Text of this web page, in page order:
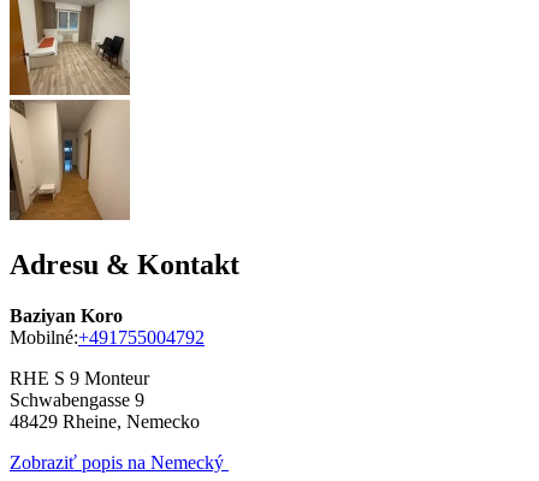
Adresu & Kontakt
Baziyan Koro
Mobilné:+491755004792
RHE S 9 Monteur
Schwabengasse 9
48429 Rheine, Nemecko
Zobraziť popis na Nemecký